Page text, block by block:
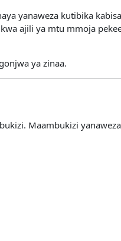
yanaweza kutibika
ajili ya mtu mmoja
ya zinaa.
Maambukizi